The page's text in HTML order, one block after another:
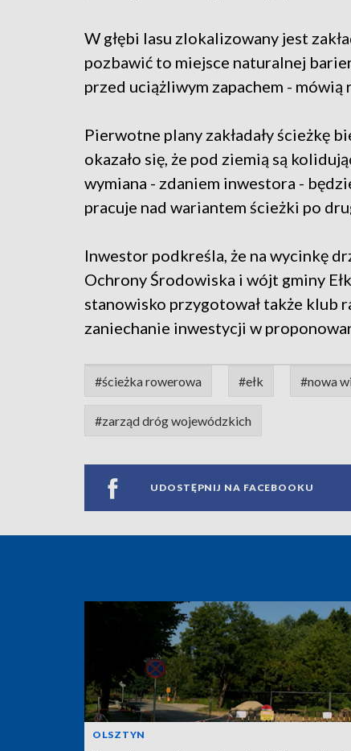
W głębi lasu zlokalizowany jest
pozbawić to miejsce naturalnej
przed uciążliwym zapachem - mówią
Pierwotne plany zakładały ścieżkę
okazało się, że pod ziemią są
wymiana - zdaniem inwestora -
pracuje nad wariantem ścieżki po
Inwestor podkreśla, że na wycinkę
Ochrony Środowiska i wójt gminy
stanowisko przygotował także klub
zaniechanie inwestycji w
#ścieżka rowerowa #ełk #nowa
#zarząd dróg wojewódzkich
UDOSTĘPNIJ NA FACEBOOKU
OLSZTYN